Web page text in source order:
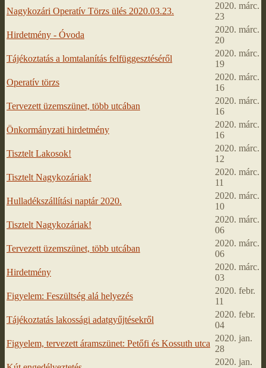
Nagykozári Operatív Törzs ülés 2020.03.23.
2020. márc.
23
Hirdetmény - Óvoda
2020. márc.
20
Tájékoztatás a lomtalanítás felfüggesztéséről
2020. márc.
19
Operatív törzs
2020. márc.
16
Tervezett üzemszünet, több utcában
2020. márc.
16
Önkormányzati hirdetmény
2020. márc.
16
Tisztelt Lakosok!
2020. márc.
12
Tisztelt Nagykozáriak!
2020. márc.
11
Hulladékszállítási naptár 2020.
2020. márc.
10
Tisztelt Nagykozáriak!
2020. márc.
06
Tervezett üzemszünet, több utcában
2020. márc.
06
Hirdetmény
2020. márc.
03
Figyelem: Feszültség alá helyezés
2020. febr.
11
Tájékoztatás lakossági adatgyűjtésekről
2020. febr.
04
Figyelem, tervezett áramszünet: Petőfi és Kossuth utca
2020. jan.
28
2020. jan.